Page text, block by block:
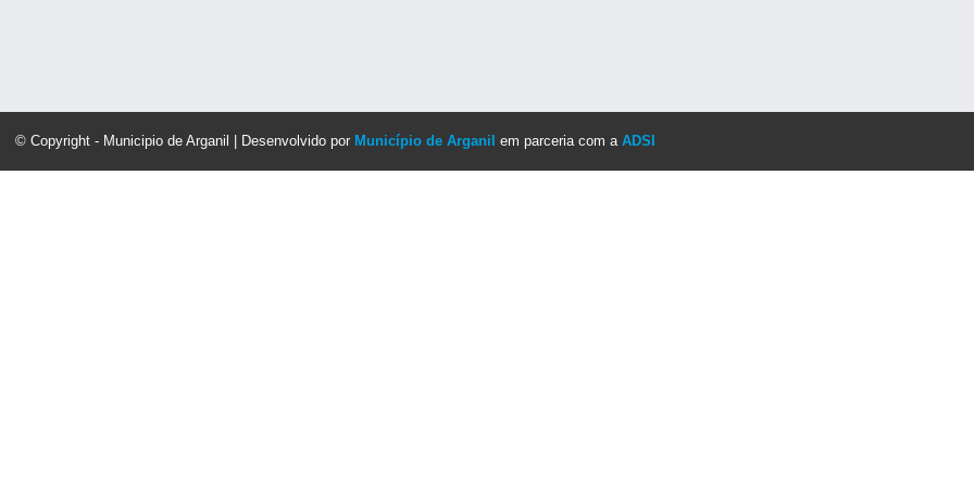
© Copyright - Municipio de Arganil | Desenvolvido por Município de Arganil em parceria com a ADSI